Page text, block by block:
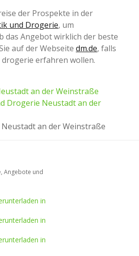
der Prospekte in der
und Drogerie, um
das Angebot wirklich der beste
auf der Webseite dm.de, falls
erfahren wollen.
an der Weinstraße
Drogerie Neustadt an der
an der Weinstraße
Angebote und
in
in
in